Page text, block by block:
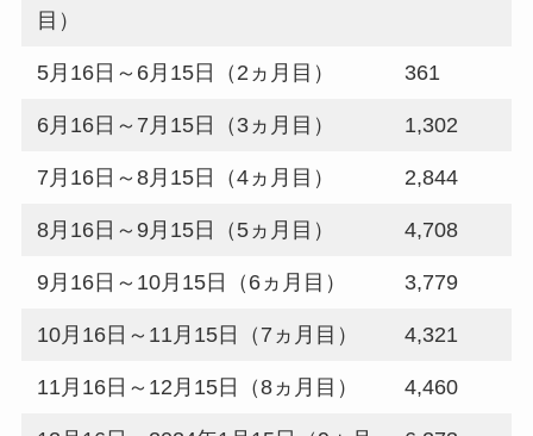
目）
5月16日～6月15日（2ヵ月目） 361
6月16日～7月15日（3ヵ月目） 1,302
7月16日～8月15日（4ヵ月目） 2,844
8月16日～9月15日（5ヵ月目） 4,708
9月16日～10月15日（6ヵ月目） 3,779
10月16日～11月15日（7ヵ月目） 4,321
11月16日～12月15日（8ヵ月目） 4,460